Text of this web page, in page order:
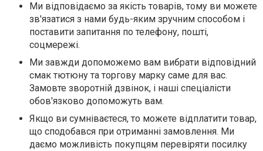
Ми відповідаємо за якість товарів, тому ви можете
зв'язатися з нами будь-яким зручним способом і
поставити запитання по телефону, пошті,
соцмережі.
Ми завжди допоможемо вам вибрати відповідний
смак тютюну та торгову марку саме для вас.
Замовте зворотній дзвінок, і наші спеціалісти
обов'язково допоможуть вам.
Якщо ви сумніваєтеся, то можете відплатити товар,
що сподобався при отриманні замовлення. Ми
даємо можливість покупцям перевіряти посилку